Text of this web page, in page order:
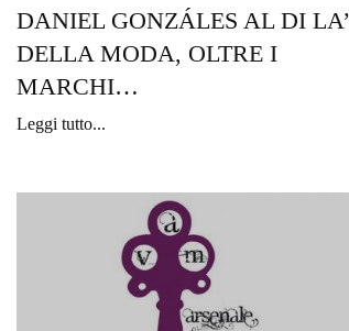
DANIEL GONZÁLES AL DI LA’
DELLA MODA, OLTRE I
MARCHI…
Leggi tutto...